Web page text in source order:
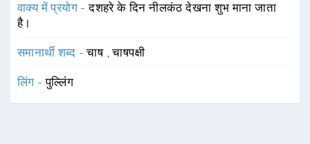
वाक्य में प्रयोग -दशहरे के दिन नीलकंठ देखना शुभ माना जाता
है।
समानार्थी शब्द -चाष ,चाषपक्षी
लिंग -पुल्लिंग